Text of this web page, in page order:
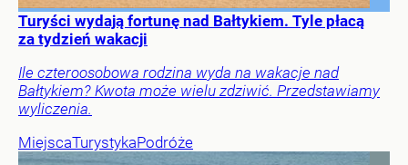
Turyści wydają fortunę nad Bałtykiem. Tyle płacą
za tydzień wakacji
Ile czteroosobowa rodzina wyda na wakacje nad
Bałtykiem? Kwota może wielu zdziwić. Przedstawiamy
wyliczenia.
MiejscaTurystykaPodróże